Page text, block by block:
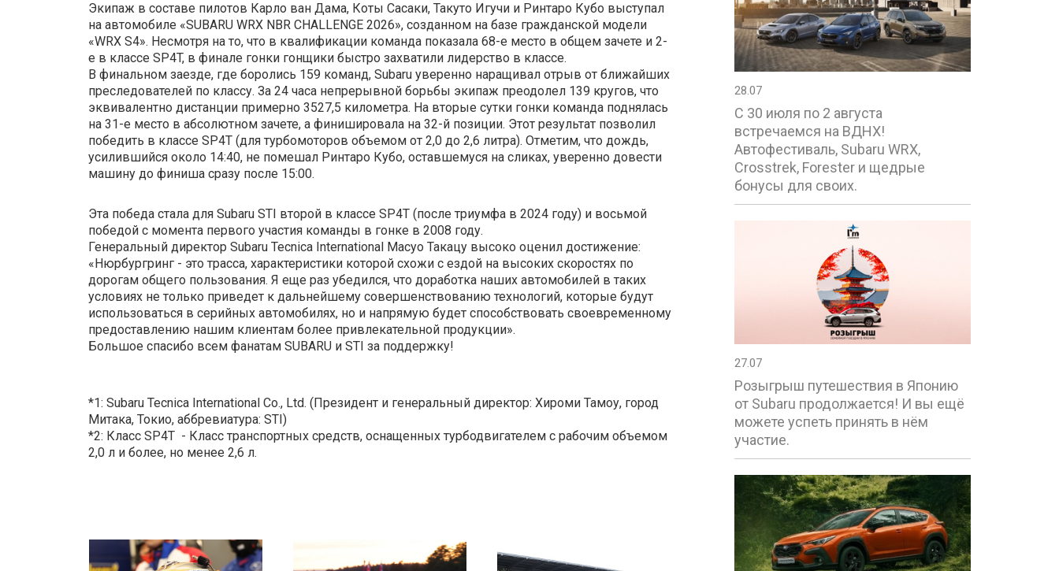
Экипаж в составе пилотов Карло ван Дама, Коты Сасаки, Такуто Игучи и Ринтаро Кубо выступал
на автомобиле «SUBARU WRX NBR CHALLENGE 2026», созданном на базе гражданской модели
«WRX S4». Несмотря на то, что в квалификации команда показала 68-е место в общем зачете и 2-
е в классе SP4T, в финале гонки гонщики быстро захватили лидерство в классе.
В финальном заезде, где боролись 159 команд, Subaru уверенно наращивал отрыв от ближайших
преследователей по классу. За 24 часа непрерывной борьбы экипаж преодолел 139 кругов, что
эквивалентно дистанции примерно 3527,5 километра. На вторые сутки гонки команда поднялась
на 31-е место в абсолютном зачете, а финишировала на 32-й позиции. Этот результат позволил
победить в классе SP4T (для турбомоторов объемом от 2,0 до 2,6 литра). Отметим, что дождь,
усилившийся около 14:40, не помешал Ринтаро Кубо, оставшемуся на сликах, уверенно довести
машину до финиша сразу после 15:00.
Эта победа стала для Subaru STI второй в классе SP4T (после триумфа в 2024 году) и восьмой
победой с момента первого участия команды в гонке в 2008 году.
Генеральный директор Subaru Tecnica International Масуо Такацу высоко оценил достижение:
«Нюрбургринг - это трасса, характеристики которой схожи с ездой на высоких скоростях по
дорогам общего пользования. Я еще раз убедился, что доработка наших автомобилей в таких
условиях не только приведет к дальнейшему совершенствованию технологий, которые будут
использоваться в серийных автомобилях, но и напрямую будет способствовать своевременному
предоставлению нашим клиентам более привлекательной продукции».
Большое спасибо всем фанатам SUBARU и STI за поддержку!
*1: Subaru Tecnica International Co., Ltd. (Президент и генеральный директор: Хироми Тамоу, город
Митака, Токио, аббревиатура: STI)
*2: Класс SP4T - Класс транспортных средств, оснащенных турбодвигателем с рабочим объемом
2,0 л и более, но менее 2,6 л.
28.07
С 30 июля по 2 августа
встречаемся на ВДНХ!
Автофестиваль, Subaru WRX,
Crosstrek, Forester и щедрые
бонусы для своих.
27.07
Розыгрыш путешествия в Японию
от Subaru продолжается! И вы ещё
можете успеть принять в нём
участие.